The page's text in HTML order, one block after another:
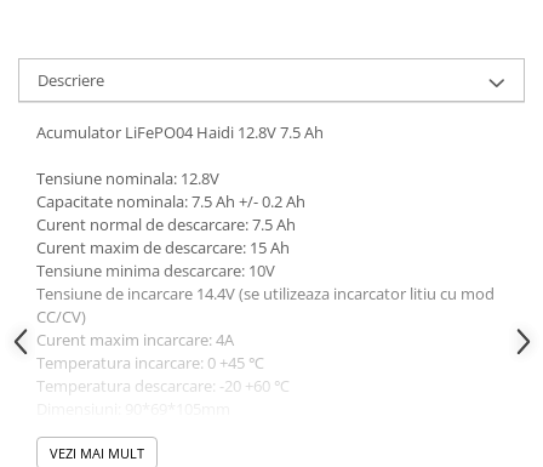
Descriere
Acumulator LiFePO04 Haidi 12.8V 7.5 Ah
Tensiune nominala: 12.8V
Capacitate nominala: 7.5 Ah +/- 0.2 Ah
Curent normal de descarcare: 7.5 Ah
Curent maxim de descarcare: 15 Ah
Tensiune minima descarcare: 10V
Tensiune de incarcare 14.4V (se utilizeaza incarcator litiu cu mod
CC/CV)
Curent maxim incarcare: 4A
Temperatura incarcare: 0 +45 ℃
Temperatura descarcare: -20 +60 ℃
Greutate: 1.1 kg
Garantie: 24 luni
VEZI MAI MULT